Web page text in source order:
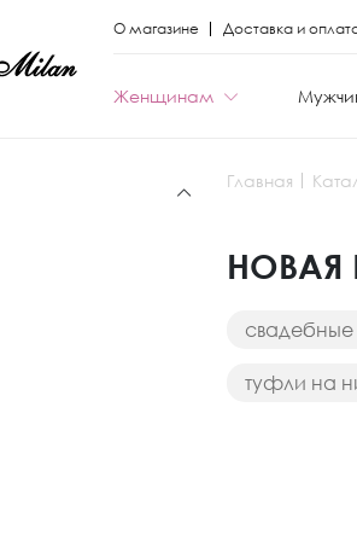
О магазине Доставка и
Женщинам
Весь каталог
Новая
Скидки
Весь каталог
Новая
Скидки
Главная
НОВАЯ
туфли на